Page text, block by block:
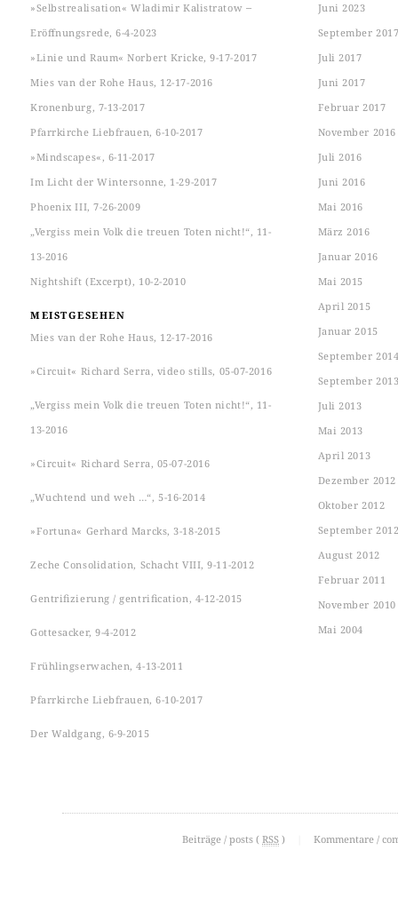
»Selbstrealisation« Wladimir Kalistratow ‒
Eröffnungsrede, 6-4-2023
»Linie und Raum« Norbert Kricke, 9-17-2017
Mies van der Rohe Haus, 12-17-2016
Kronenburg, 7-13-2017
Pfarrkirche Liebfrauen, 6-10-2017
»Mindscapes«, 6-11-2017
Im Licht der Wintersonne, 1-29-2017
Phoenix III, 7-26-2009
„Vergiss mein Volk die treuen Toten nicht!“, 11-
13-2016
Nightshift (Excerpt), 10-2-2010
MEISTGESEHEN
Mies van der Rohe Haus, 12-17-2016
»Circuit« Richard Serra, video stills, 05-07-2016
„Vergiss mein Volk die treuen Toten nicht!“, 11-
13-2016
»Circuit« Richard Serra, 05-07-2016
„Wuchtend und weh …“, 5-16-2014
»Fortuna« Gerhard Marcks, 3-18-2015
Zeche Consolidation, Schacht VIII, 9-11-2012
Gentrifizierung / gentrification, 4-12-2015
Gottesacker, 9-4-2012
Frühlingserwachen, 4-13-2011
Pfarrkirche Liebfrauen, 6-10-2017
Der Waldgang, 6-9-2015
Juni 2023
September
Juli 2017
Juni 2017
Februar 2017
November 2016
Juli 2016
Juni 2016
Mai 2016
März 2016
Januar 2016
Mai 2015
April 2015
Januar 2015
September
September
Juli 2013
Mai 2013
April 2013
Dezember 2012
Oktober 2012
September
August 2012
Februar 2011
November 2010
Mai 2004
Beiträge / posts ( RSS ) Kommentare /